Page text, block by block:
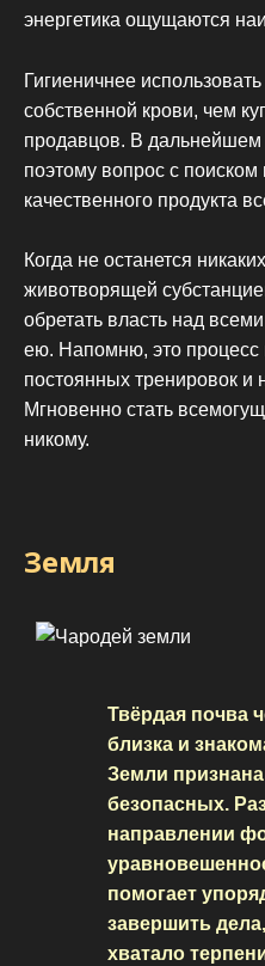
энергетика ощущаются
Гигиеничнее
собственной крови, чем
продавцов. В дальнейшем
поэтому вопрос с поиском
качественного продукта
Когда не останется
животворящей
обретать власть над
ею. Напомню, это
постоянных тренировок и
Мгновенно стать
никому.
Земля
Твёрдая почва
близка и
Земли
безопасных.
направлении
помогает
завершить
хватало